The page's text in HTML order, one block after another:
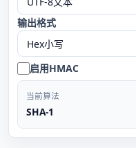
输出格式
启用HMAC
当前算法
SHA-1